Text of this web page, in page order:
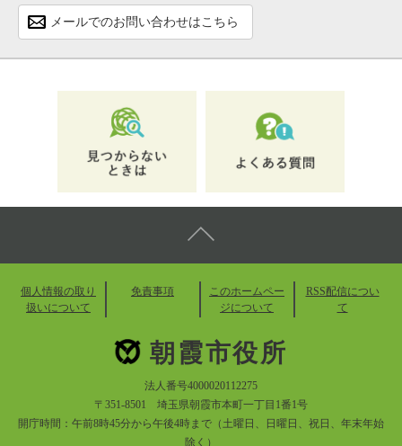
メールでのお問い合わせはこちら
個人情報の取り
扱いについて
免責事項
このホームペー
ジについて
RSS配信につい
て
朝霞市役所
法人番号4000020112275
〒351-8501 埼玉県朝霞市本町一丁目1番1号
開庁時間：午前8時45分から午後4時まで（土曜日、日曜日、祝日、年末年始
除く）